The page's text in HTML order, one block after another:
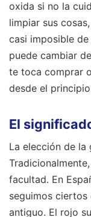
oxida si no la
limpiar sus
casi imposible
puede cambiar
te toca comprar
desde el
El
La elección de la
facultad. En
seguimos ciertos
antiguo. El rojo